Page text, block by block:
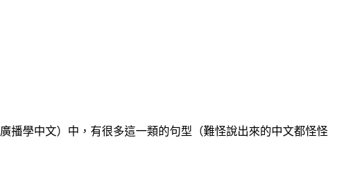
播學中文）中，有很多這一類的句型（難怪說出來的中文都怪怪